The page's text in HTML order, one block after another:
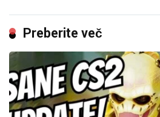
Preberite več